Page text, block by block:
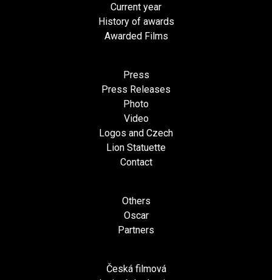
Current year
History of awards
Awarded Films
Press
Press Releases
Photo
Video
Logos and Czech
Lion Statuette
Contact
Others
Oscar
Partners
Česká filmová